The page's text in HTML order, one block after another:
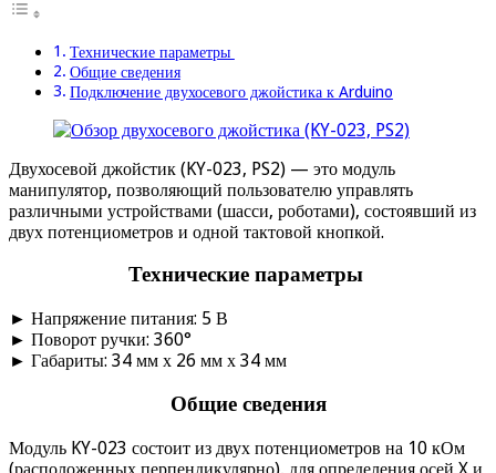
Технические параметры
Общие сведения
Подключение двухосевого джойстика к Arduino
Двухосевой джойстик (KY-023, PS2) — это модуль
манипулятор, позволяющий пользователю управлять
различными устройствами (шасси, роботами), состоявший из
двух потенциометров и одной тактовой кнопкой.
Технические параметры
► Напряжение питания: 5 В
► Поворот ручки: 360°
► Габариты: 34 мм х 26 мм х 34 мм
Общие сведения
Модуль KY-023 состоит из двух потенциометров на 10 кОм
(расположенных перпендикулярно), для определения осей X и